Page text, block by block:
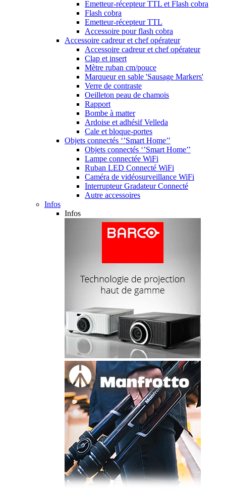
Emetteur-récepteur TTL et Flash cobra
Flash cobra
Emetteur-récepteur TTL
Accessoire pour flash cobra
Accessoire cadreur et chef opérateur
Accessoire cadreur et chef opérateur
Clap et insert
Mètre ruban cm/pouce
Marqueur en sable 'Sausage Markers'
Verre de contraste
Oeilleton peau de chamois
Rapport
Bombe à matter
Ardoise et adhésif Velleda
Cale et bloque-portes
Objets connectés ‘’Smart Home’’
Objets connectés ‘’Smart Home’’
Lampe connectée WiFi
Ruban LED Connecté WiFi
Caméra de vidéosurveillance WiFi
Interrupteur Gradateur Connecté
Autre accessoires
Infos
Infos